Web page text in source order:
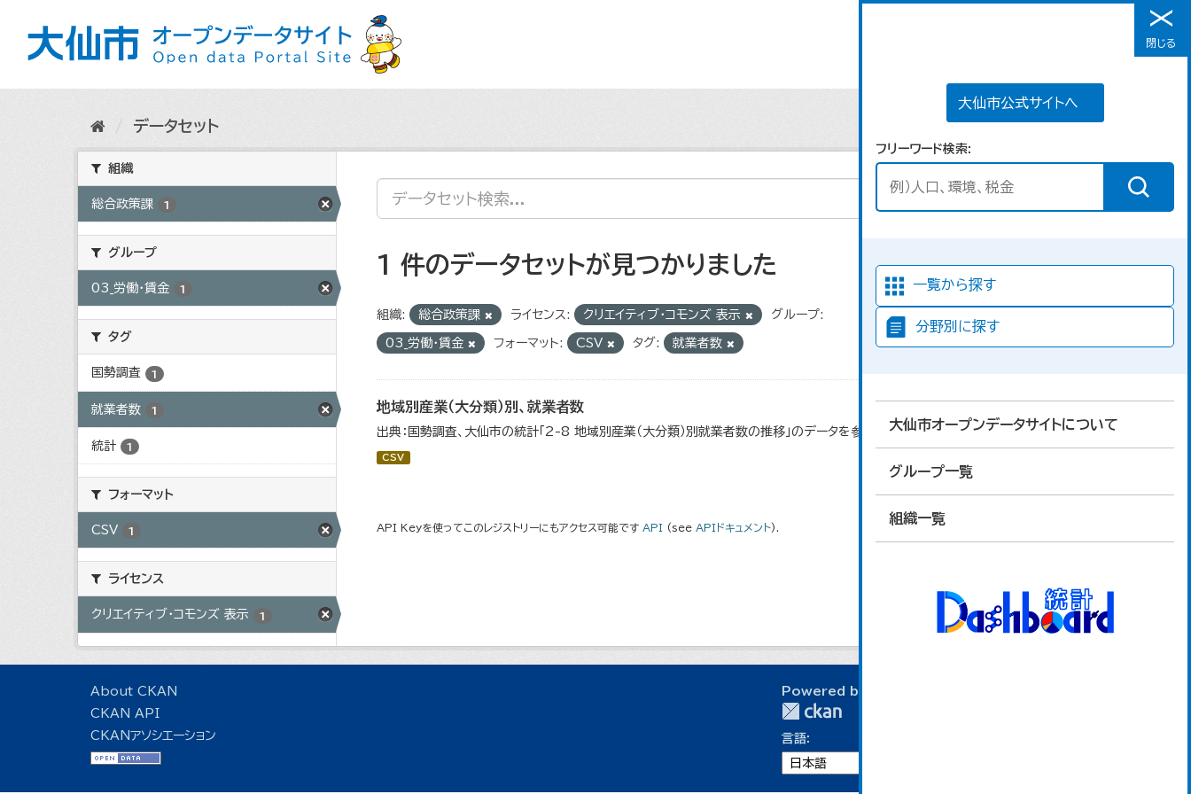
メニュー
大仙市公式サイトへ
フリーワード検索
一覧から探す
分野別に探す
大仙市オープンデータサイトについて
グループ一覧
組織一覧
閉じる
データセット
組織
総合政策課 1
グループ
03_労働・賃金 1
タグ
国勢調査 1
就業者数 1
統計 1
フォーマット
CSV 1
ライセンス
クリエイティブ・コモンズ 表示 1
1 件のデータセットが見つかりました
組織: 総合政策課 ライセンス: クリエイティブ・コモンズ 表示 グループ:
03_労働・賃金 フォーマット: CSV タグ: 就業者数
地域別産業（大分類）別、就業者数
出典：国勢調査、大仙市の統計「2-8 地域別産業（大分類）別就業者数の推移」のデータを参照しています。
CSV
API Keyを使ってこのレジストリーにもアクセス可能です API (see APIドキュメント).
About CKAN
CKAN API
CKANアソシエーション
Powered by
言語